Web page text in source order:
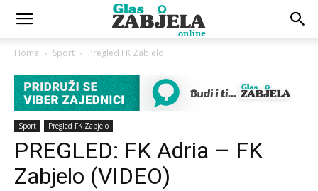
Home Sport Pregled FK Zabjelo
Sport Pregled FK Zabjelo
PREGLED: FK Adria – FK
Zabjelo (VIDEO)